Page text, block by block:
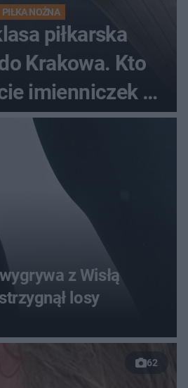
PIŁKA NOŻNA
piłkarska
Krakowa. Kto
imienniczek na
stadionie
z Wisłą
losy
62